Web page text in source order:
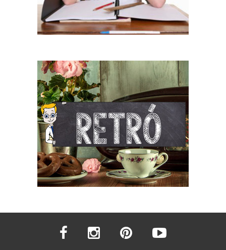
facebook instagram